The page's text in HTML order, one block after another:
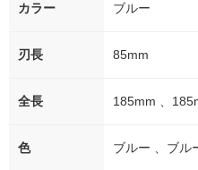
カラー ブルー
刃長 85mm
全長 185mm 、
色 ブルー 、ブル